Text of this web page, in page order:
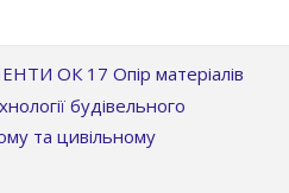
ОК 17 Опір матеріалів
будівельного
та цивільному